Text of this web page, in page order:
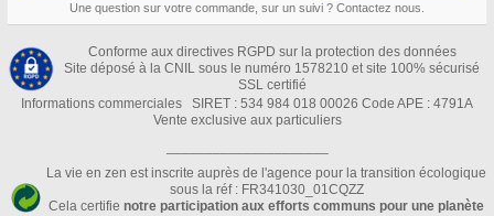
Une question sur votre commande, sur un suivi ? Contactez nous.
Conforme aux directives RGPD sur la protection des données
Site déposé à la CNIL sous le numéro 1578210 et site 100% sécurisé
SSL certifié
Informations commerciales SIRET : 534 984 018 00026 Code APE : 4791A
Vente exclusive aux particuliers
La vie en zen est inscrite auprès de l'agence pour la transition écologique
sous la réf : FR341030_01CQZZ
Cela certifie notre participation aux efforts communs pour une planète